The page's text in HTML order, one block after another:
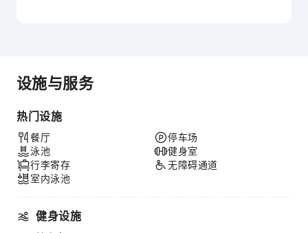
设施与服务
热门设施
餐厅
泳池
行李寄存
室内泳池
停车场
健身室
无障碍通道
健身设施